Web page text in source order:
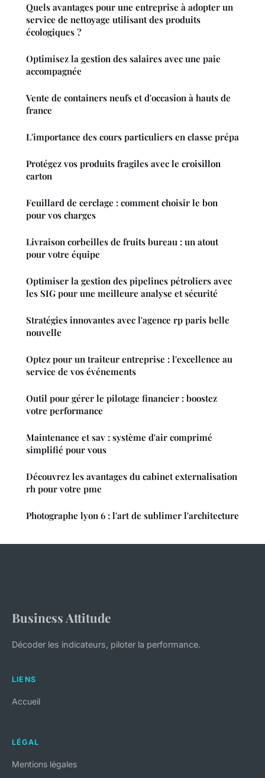
Quels avantages pour une entreprise à adopter un
service de nettoyage utilisant des produits
écologiques ?
Optimisez la gestion des salaires avec une paie
accompagnée
Vente de containers neufs et d'occasion à hauts de
france
L'importance des cours particuliers en classe prépa
Protégez vos produits fragiles avec le croisillon
carton
Feuillard de cerclage : comment choisir le bon
pour vos charges
Livraison corbeilles de fruits bureau : un atout
pour votre équipe
Optimiser la gestion des pipelines pétroliers avec
les SIG pour une meilleure analyse et sécurité
Stratégies innovantes avec l'agence rp paris belle
nouvelle
Optez pour un traiteur entreprise : l'excellence au
service de vos événements
Outil pour gérer le pilotage financier : boostez
votre performance
Maintenance et sav : système d'air comprimé
simplifié pour vous
Découvrez les avantages du cabinet externalisation
rh pour votre pme
Photographe lyon 6 : l'art de sublimer l'architecture
Business Attitude
Décoder les indicateurs, piloter la performance.
LIENS
Accueil
LÉGAL
Mentions légales